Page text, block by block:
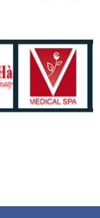
lý về sắc tố tuy
không ảnh hưởng
nhiều đến sức...